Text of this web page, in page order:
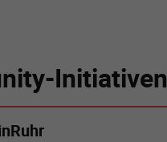
Initiativen